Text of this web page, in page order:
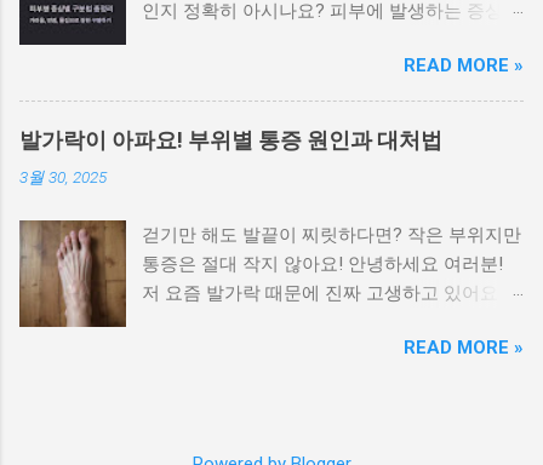
인지 정확히 아시나요? 피부에 발생하는 증상은
수 있으며, 치료법도 달라집니다. 가려움이나 붉
은 반점, 각질, 수포 등 증상만으로도 어느 정도
피부병을 구별할 수 있습니다. 이 글에서는 대표
적인 피부 질환을 증상별로 나눠 정리 하여 빠르
는 경우 습진과 옴을 우선적으로 의심해야 합니
다 가장 흔한 피부 증상인 가려움은 원인에 따라
양상이 다릅니다. 습진 은 피부가 붉어지고 벗겨
으로, 특히 밤에 가려움이 심해지는 것이 특징입
READ MORE »
발가락이 아파요! 부위별 통증 원인과 대처법
3월 30, 2025
걷기만 해도 발끝이 찌릿하다면? 작은 부위지만
통증은 절대 작지 않아요! 안녕하세요 여러분!
저 요즘 발가락 때문에 진짜 고생하고 있어요.
딜 때, 말로 표현 못할 만큼 아프더라고요. 처음
READ MORE »